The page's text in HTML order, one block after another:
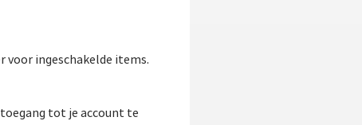
voor ingeschakelde items.
tot je account te